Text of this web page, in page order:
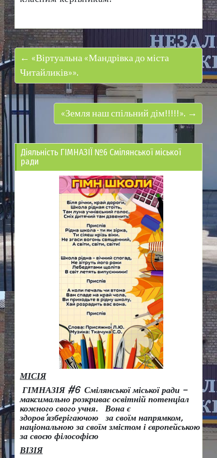
← «Віртуальна «Мандрівка до міста
Читайликів»».
«Земля наш спільний дім!!!!!». →
Діяльність ГІМНАЗІЇ №6 Смілянської міської
ради
МІСІЯ
ГІМНАЗІЯ #6 Смілянської міської ради –
максимально розкриває освітній потенціал
кожного свого учня.
Вона є
здоров’язберігаючою за своїм напрямком,
національною за своїм змістом і європейською
за своєю філософією
ВІЗІЯ